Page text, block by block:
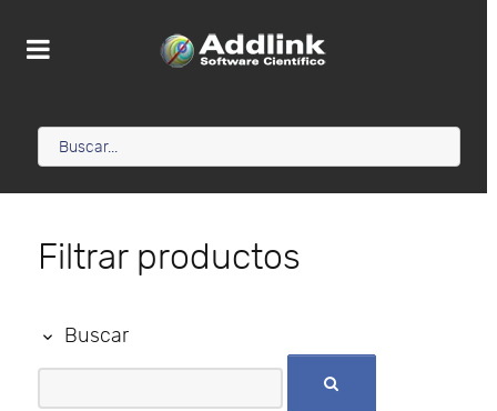
Filtrar productos
Buscar